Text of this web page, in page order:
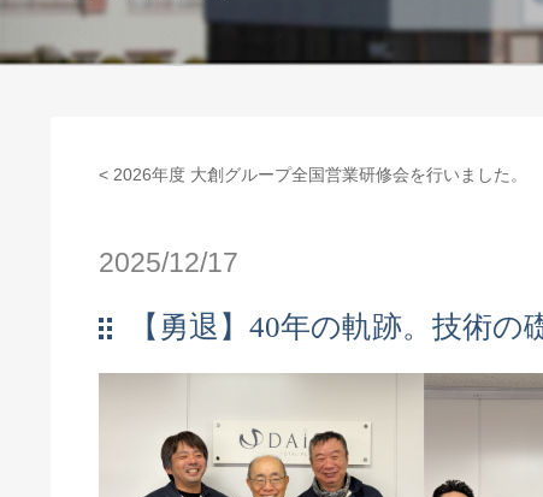
< 2026年度 大創グループ全国営業研修会を行いました。
2025/12/17
【勇退】40年の軌跡。技術